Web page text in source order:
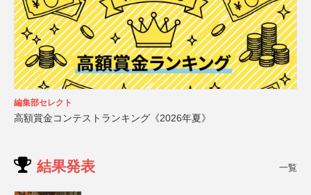
編集部セレクト
高額賞金コンテストランキング《2026年夏》
結果発表 一覧